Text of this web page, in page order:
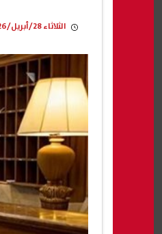
الثلاثاء 28/أبريل/2026 - 10:57 م